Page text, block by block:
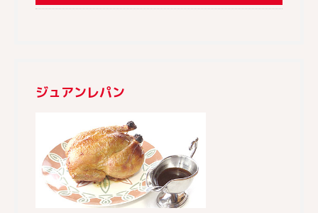
ジュアンレパン